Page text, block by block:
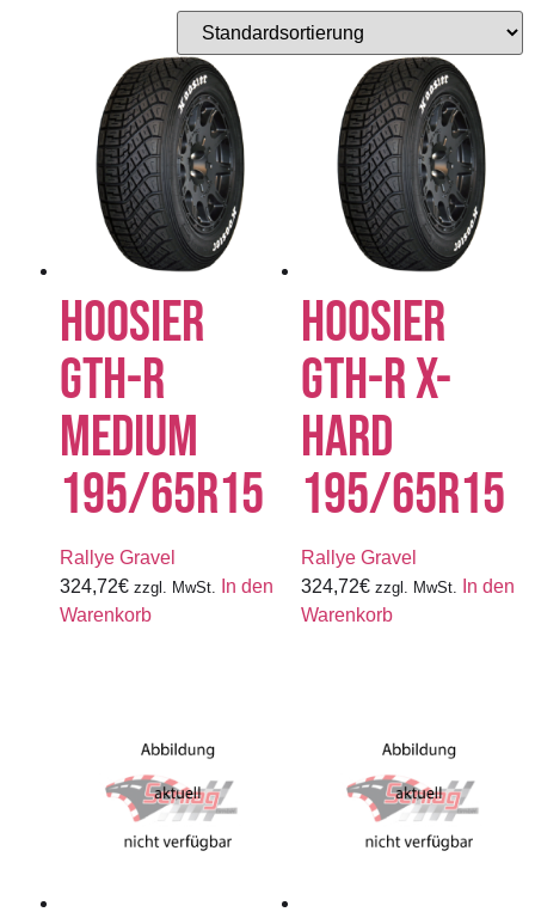
HOOSIER
GTH-R
MEDIUM
195/65R15
Rallye Gravel
324,72€ zzgl. MwSt.
In den
Warenkorb
HOOSIER
GTH-R X-
HARD
195/65R15
Rallye Gravel
324,72€ zzgl. MwSt.
In den
Warenkorb